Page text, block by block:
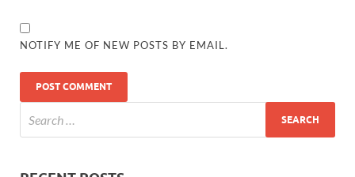
NOTIFY ME OF NEW POSTS BY EMAIL.